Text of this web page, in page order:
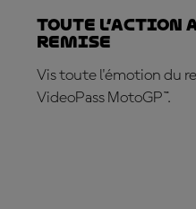
TOUTE L’ACTION
REMISE
Vis toute l'émotion du
VideoPass MotoGP™.